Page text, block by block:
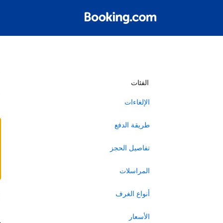
الفئات
الإلغاءات
طريقة الدفع
تفاصيل الحجز
المراسلات
أنواع الغرف
الأسعار